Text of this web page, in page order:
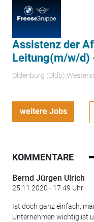
Assistenz der
Leitung(m/w/d)
Oldenburg
weitere Jobs
KOMMENTARE
Bernd Jürgen Ulrich
25.11.2020 - 17:49 Uhr
Ist doch ganz einfach,
Unternehmen wichtig ist